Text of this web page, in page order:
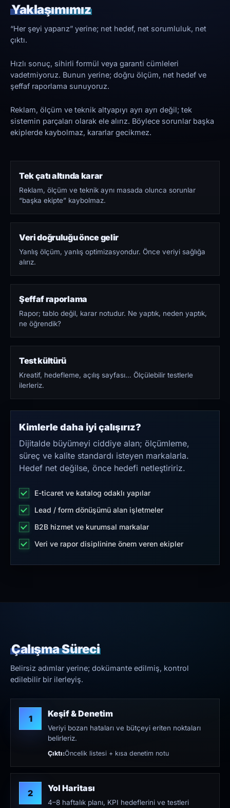
Yaklaşımımız
“Her şeyi yaparız” yerine; net hedef, net sorumluluk, net
çıktı.
Hızlı sonuç, sihirli formül veya garanti cümleleri
vadetmiyoruz. Bunun yerine; doğru ölçüm, net hedef ve
şeffaf raporlama sunuyoruz.
Reklam, ölçüm ve teknik altyapıyı ayrı ayrı değil; tek
sistemin parçaları olarak ele alırız. Böylece sorunlar başka
ekiplerde kaybolmaz, kararlar gecikmez.
Tek çatı altında karar
Reklam, ölçüm ve teknik aynı masada olunca sorunlar
“başka ekipte” kaybolmaz.
Veri doğruluğu önce gelir
Yanlış ölçüm, yanlış optimizasyondur. Önce veriyi sağlığa
alırız.
Şeffaf raporlama
Rapor; tablo değil, karar notudur. Ne yaptık, neden yaptık,
ne öğrendik?
Test kültürü
Kreatif, hedefleme, açılış sayfası… Ölçülebilir testlerle
ilerleriz.
Kimlerle daha iyi çalışırız?
Dijitalde büyümeyi ciddiye alan; ölçümleme,
süreç ve kalite standardı isteyen markalarla.
Hedef net değilse, önce hedefi netleştiririz.
E-ticaret ve katalog odaklı yapılar
Lead / form dönüşümü alan işletmeler
B2B hizmet ve kurumsal markalar
Veri ve rapor disiplinine önem veren ekipler
Çalışma Süreci
Belirsiz adımlar yerine; dokümante edilmiş, kontrol
edilebilir bir ilerleyiş.
1 Keşif & Denetim
Veriyi bozan hataları ve bütçeyi eriten noktaları
belirleriz.
Çıktı:Öncelik listesi + kısa denetim notu
2 Yol Haritası
4–8 haftalık planı, KPI hedeflerini ve testleri